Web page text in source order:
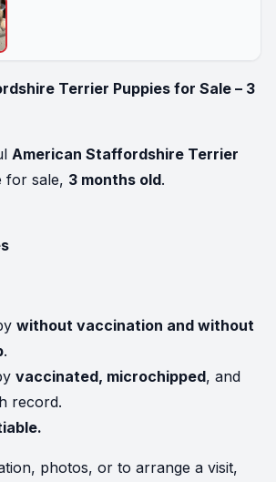
Terrier Puppies for Sale – 3
American Staffordshire Terrier
for sale, 3 months old.
without vaccination and without
.
vaccinated, microchipped, and
record.
photos, or to arrange a visit,